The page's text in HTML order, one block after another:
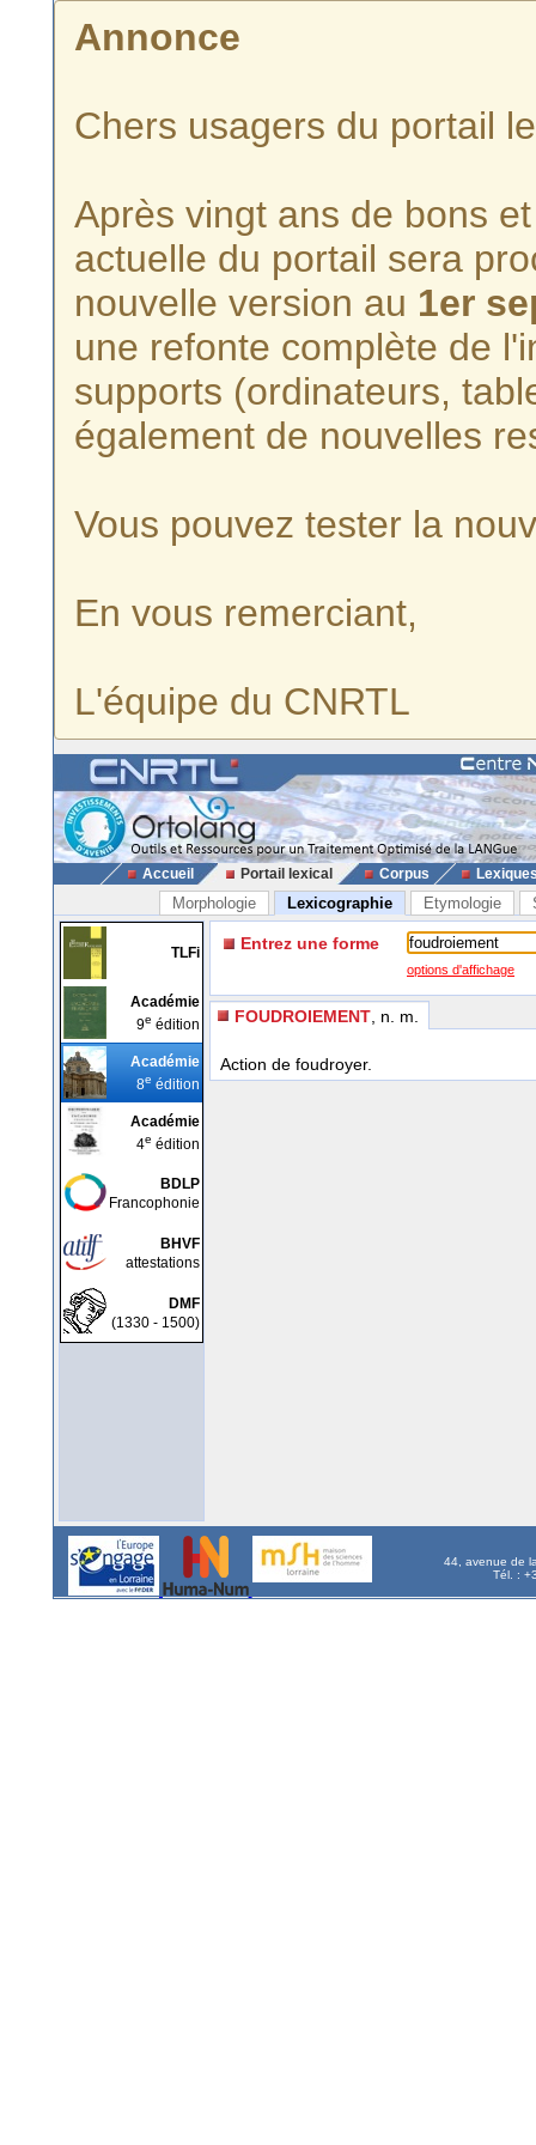
Annonce
Chers usagers du portail
Après vingt ans de bons
actuelle du portail sera
nouvelle version au 1er
une refonte complète de
supports (ordinateurs,
également de nouvelles
Vous pouvez tester la
En vous remerciant,
L'équipe du CNRTL
Accueil Portail lexical Corpus
Morphologie Lexicographie Etymologie
TLFi
Académie
9e édition
Académie
8e édition
Académie
4e édition
BDLP
Francophonie
BHVF
attestations
DMF
(1330 - 1500)
Entrez une forme
options d'affichage
FOUDROIEMENT , n. m.
Action de foudroyer.
44, avenue de
Tél. :